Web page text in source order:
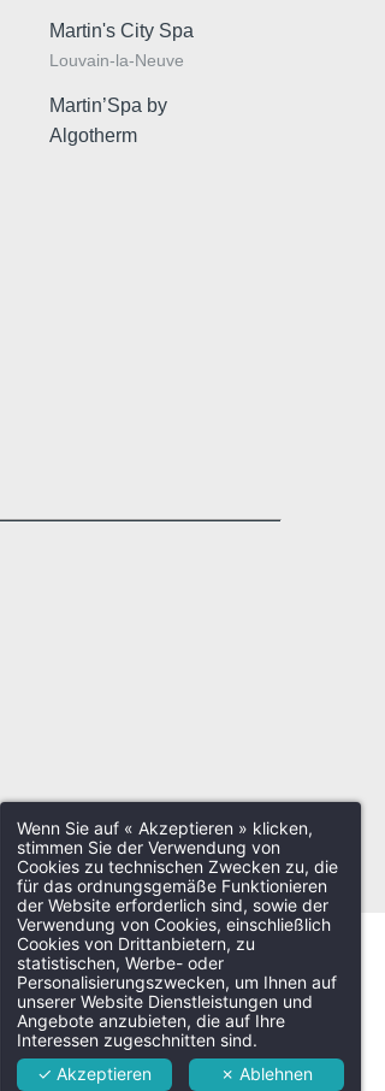
Martin's City Spa
Louvain-la-Neuve
Martin’Spa by
Algotherm
Wenn Sie auf « Akzeptieren » klicken,
stimmen Sie der Verwendung von
Cookies zu technischen Zwecken zu, die
für das ordnungsgemäße Funktionieren
der Website erforderlich sind, sowie der
Verwendung von Cookies, einschließlich
Cookies von Drittanbietern, zu
statistischen, Werbe- oder
Personalisierungszwecken, um Ihnen auf
unserer Website Dienstleistungen und
Angebote anzubieten, die auf Ihre
Interessen zugeschnitten sind.
✓ Akzeptieren
✗ Ablehnen